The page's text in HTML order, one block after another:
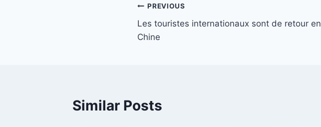
Post
navigation
PREVIOUS
Les touristes internationaux sont de retour en
Chine
Similar Posts